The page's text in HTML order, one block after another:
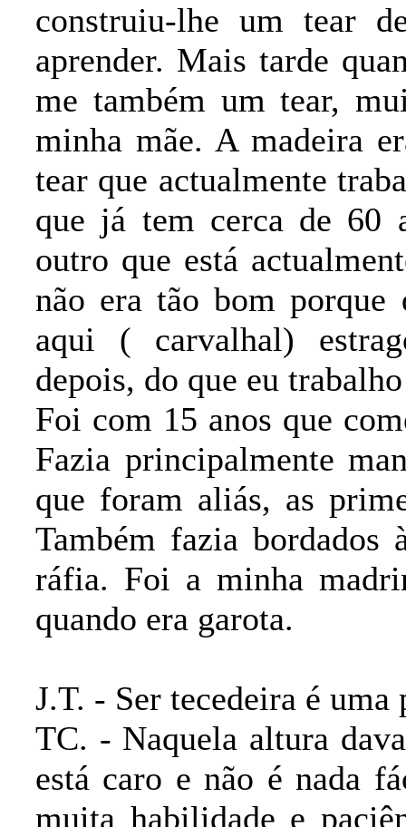
construiu-lhe um tear
aprender. Mais tarde
me também um tear,
minha mãe. A madeira
tear que actualmente
que já tem cerca de 60
outro que está
não era tão bom porque
aqui ( carvalhal)
depois, do que eu
Foi com 15 anos que
Fazia principalmente
que foram aliás, as
Também fazia bordados
ráfia. Foi a minha
quando era garota.
J.T. - Ser tecedeira é
TC. - Naquela altura
está caro e não é nada
muita habilidade e